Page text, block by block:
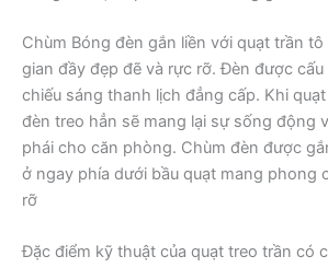
Chùm Bóng đèn gắn liền với quạt trần
gian đầy đẹp đẽ và rực rỡ. Đèn được
chiếu sáng thanh lịch đẳng cấp. Khi
đèn treo hẳn sẽ mang lại sự sống động
phái cho căn phòng. Chùm đèn được
ở ngay phía dưới bầu quạt mang phong
rỡ
Đặc điểm kỹ thuật của quạt treo trần có